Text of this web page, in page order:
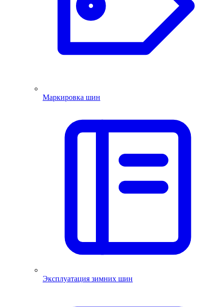
Маркировка шин
Эксплуатация зимних шин